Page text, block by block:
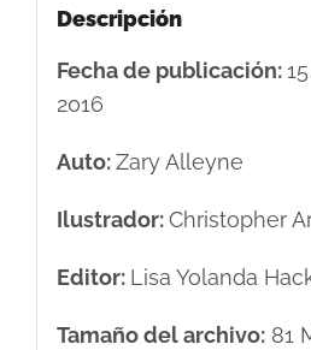
Descripción
Fecha de publicación:
2016
Auto:Zary Alleyne
Ilustrador:Christopher
Editor: Lisa Yolanda
Tamaño del archivo:81